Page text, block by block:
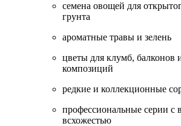
семена овощей для
грунта
ароматные травы и зелень
цветы для клумб,
композиций
редкие и коллекционные
профессиональные серии с
всхожестью